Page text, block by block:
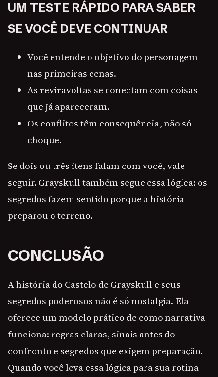
UM TESTE RÁPIDO PARA SABER
SE VOCÊ DEVE CONTINUAR
Você entende o objetivo do personagem
nas primeiras cenas.
As reviravoltas se conectam com coisas
que já apareceram.
Os conflitos têm consequência, não só
choque.
Se dois ou três itens falam com você, vale
seguir. Grayskull também segue essa lógica: os
segredos fazem sentido porque a história
preparou o terreno.
CONCLUSÃO
A história do Castelo de Grayskull e seus
segredos poderosos não é só nostalgia. Ela
oferece um modelo prático de como narrativa
funciona: regras claras, sinais antes do
confronto e segredos que exigem preparação.
Quando você leva essa lógica para sua rotina